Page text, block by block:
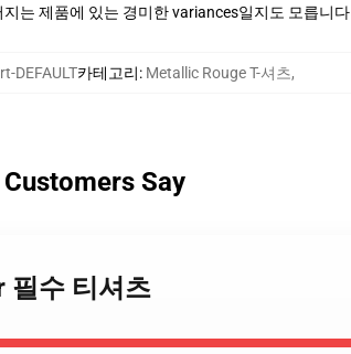
는 제품에 있는 경미한 variances일지도 모릅니다
DEFAULT카테고리: Metallic Rouge T-셔츠,
Say
필수 티셔츠